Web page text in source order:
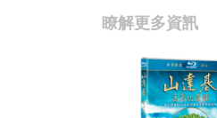
瞭解更多資訊